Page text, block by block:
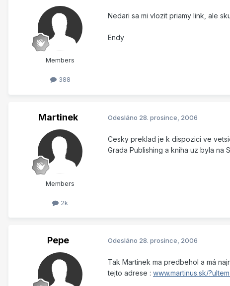
Members
388
Nedari sa mi vlozit priamy link, ale
Endy
Martinek
Members
2k
Odesláno 28. prosince, 2006
Cesky preklad je k dispozici ve
Grada Publishing a kniha uz byla na
Pepe Odesláno 28. prosince, 2006
Tak Martinek ma predbehol a má
tejto adrese : www.martinus.sk/